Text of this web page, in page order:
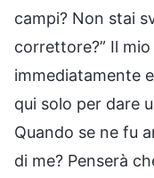
campi? Non stai
correttore?” Il
immediatamente
qui solo per dare
Quando se ne fu
di me? Penserà